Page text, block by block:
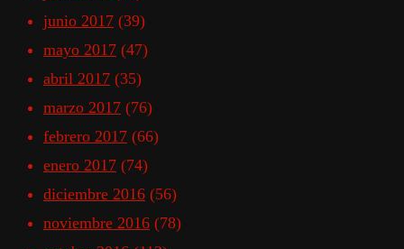
junio 2017 (39)
mayo 2017 (47)
abril 2017 (35)
marzo 2017 (76)
febrero 2017 (66)
enero 2017 (74)
diciembre 2016 (56)
noviembre 2016 (78)